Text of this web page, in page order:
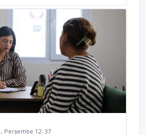
, Perşembe 12:37